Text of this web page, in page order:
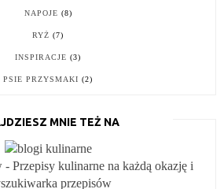
NAPOJE (8)
RYŻ (7)
INSPIRACJE (3)
PSIE PRZYSMAKI (2)
MNIE TEŻ NA